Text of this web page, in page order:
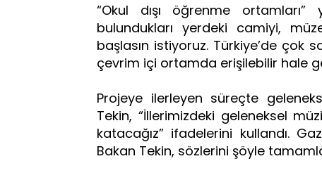
“Okul dışı öğrenme ortamları”
bulundukları yerdeki camiyi,
başlasın istiyoruz. Türkiye’de çok
çevrim içi ortamda erişilebilir hale
Projeye ilerleyen süreçte
Tekin, “İllerimizdeki geleneksel
katacağız” ifadelerini kullandı.
Bakan Tekin, sözlerini şöyle